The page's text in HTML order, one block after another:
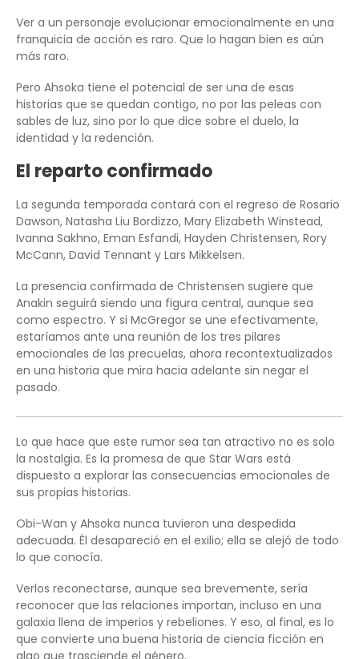
Ver a un personaje evolucionar emocionalmente en una
franquicia de acción es raro. Que lo hagan bien es aún
más raro.
Pero Ahsoka tiene el potencial de ser una de esas
historias que se quedan contigo, no por las peleas con
sables de luz, sino por lo que dice sobre el duelo, la
identidad y la redención.
El reparto confirmado
La segunda temporada contará con el regreso de Rosario
Dawson, Natasha Liu Bordizzo, Mary Elizabeth Winstead,
Ivanna Sakhno, Eman Esfandi, Hayden Christensen, Rory
McCann, David Tennant y Lars Mikkelsen.
La presencia confirmada de Christensen sugiere que
Anakin seguirá siendo una figura central, aunque sea
como espectro. Y si McGregor se une efectivamente,
estaríamos ante una reunión de los tres pilares
emocionales de las precuelas, ahora recontextualizados
en una historia que mira hacia adelante sin negar el
pasado.
Lo que hace que este rumor sea tan atractivo no es solo
la nostalgia. Es la promesa de que Star Wars está
dispuesto a explorar las consecuencias emocionales de
sus propias historias.
Obi-Wan y Ahsoka nunca tuvieron una despedida
adecuada. Él desapareció en el exilio; ella se alejó de todo
lo que conocía.
Verlos reconectarse, aunque sea brevemente, sería
reconocer que las relaciones importan, incluso en una
galaxia llena de imperios y rebeliones. Y eso, al final, es lo
que convierte una buena historia de ciencia ficción en
algo que trasciende el género.